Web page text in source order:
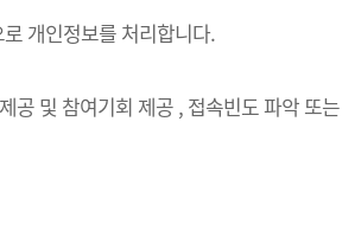
개인정보를 처리합니다.
및 참여기회 제공 , 접속빈도 파악 또